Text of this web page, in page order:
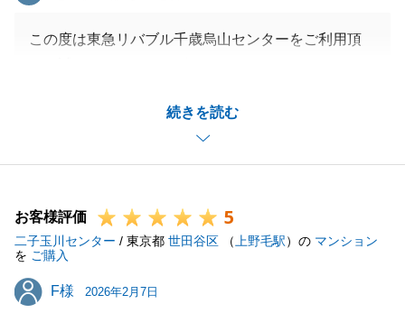
続きを読む
この度は東急リバブル千歳烏山センターをご利用頂
スムーズにお取引できたのはM様と密にコミュニケー
ション取りながら進められたからだと思っておりま
また、何かご相談事等ございましたらお気軽にご連絡
ください。
今後ともどうぞよろしくお願い申し上げます。
お客様評価 5
二子玉川センター / 東京都 世田谷区 （ 上野毛駅）の マンション
を ご購入
F様
F様 2026年2月7日